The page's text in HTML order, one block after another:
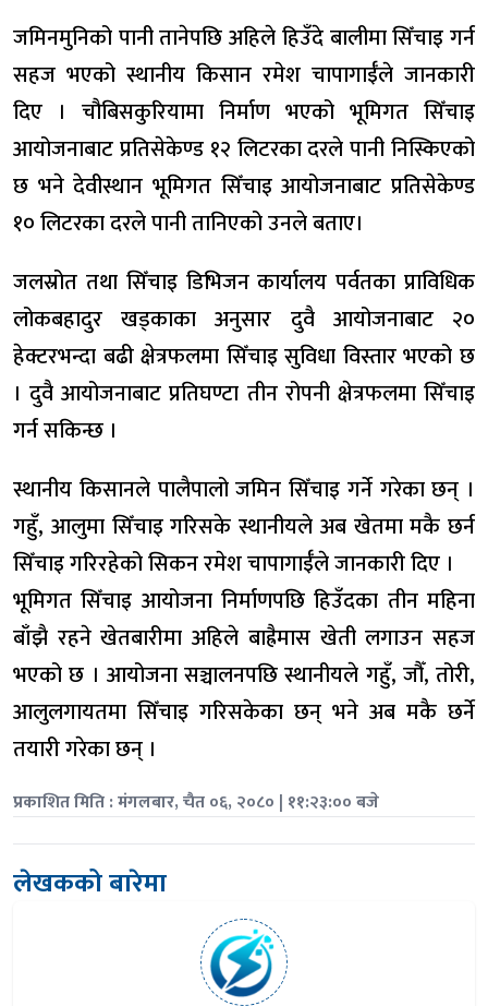
जमिनमुनिको पानी तानेपछि अहिले हिउँदे बालीमा सिँचाइ गर्न
सहज भएको स्थानीय किसान रमेश चापागाईँले जानकारी
दिए । चौबिसकुरियामा निर्माण भएको भूमिगत सिँचाइ
आयोजनाबाट प्रतिसेकेण्ड १२ लिटरका दरले पानी निस्किएको
छ भने देवीस्थान भूमिगत सिँचाइ आयोजनाबाट प्रतिसेकेण्ड
१० लिटरका दरले पानी तानिएको उनले बताए।
जलस्रोत तथा सिँचाइ डिभिजन कार्यालय पर्वतका प्राविधिक
लोकबहादुर खड्काका अनुसार दुवै आयोजनाबाट २०
हेक्टरभन्दा बढी क्षेत्रफलमा सिँचाइ सुविधा विस्तार भएको छ
। दुवै आयोजनाबाट प्रतिघण्टा तीन रोपनी क्षेत्रफलमा सिँचाइ
गर्न सकिन्छ ।
स्थानीय किसानले पालैपालो जमिन सिँचाइ गर्ने गरेका छन् ।
गहुँ, आलुमा सिँचाइ गरिसके स्थानीयले अब खेतमा मकै छर्न
सिँचाइ गरिरहेको सिकन रमेश चापागाईँले जानकारी दिए ।
भूमिगत सिँचाइ आयोजना निर्माणपछि हिउँदका तीन महिना
बाँझै रहने खेतबारीमा अहिले बाह्रैमास खेती लगाउन सहज
भएको छ । आयोजना सञ्चालनपछि स्थानीयले गहुँ, जौँ, तोरी,
आलुलगायतमा सिँचाइ गरिसकेका छन् भने अब मकै छर्ने
तयारी गरेका छन् ।
प्रकाशित मिति : मंगलबार, चैत ०६, २०८० | ११:२३:०० बजे
लेखकको बारेमा